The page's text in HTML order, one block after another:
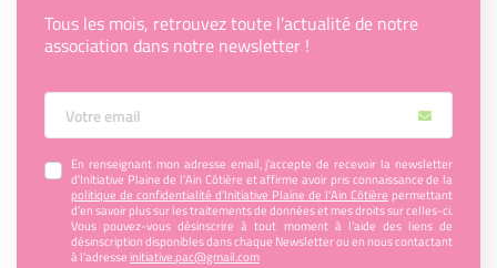
Tous les mois, retrouvez toute l’actualité de notre
association dans notre newsletter !
Votre Email
En renseignant mon adresse email, j’accepte de recevoir la newsletter
d'Initiative Plaine de l'Ain Côtière et affirme avoir pris connaissance de la
politique de confidentialité d’Initiative Plaine de l'Ain Côtière permettant
d’en savoir plus sur les traitements de données et mes droits sur celles-ci.
Vous pouvez-vous désinscrire à tout moment à l’aide des liens de
désinscription disponibles dans chaque Newsletter ou en nous contactant
à l’adresse initiative.pac@gmail.com